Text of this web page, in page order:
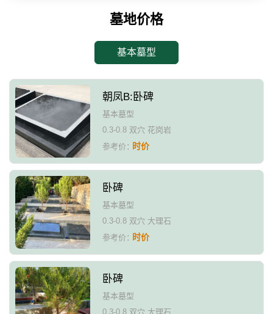
墓地价格
基本墓型
朝凤B:卧碑
基本墓型
0.3-0.8 双穴 花岗岩
参考价：时价
卧碑
基本墓型
0.3-0.8 双穴 大理石
参考价：时价
卧碑
基本墓型
0.3-0.8 双穴 大理石